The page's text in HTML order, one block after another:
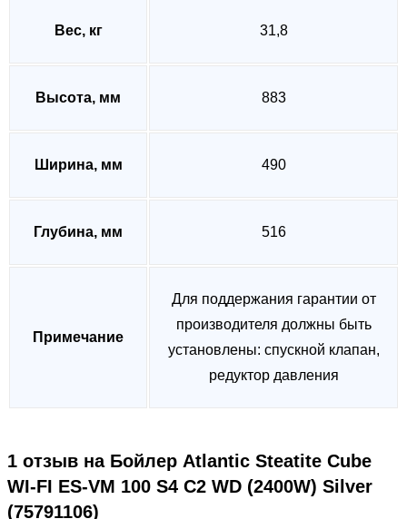
Вес, кг 31,8
Высота, мм 883
Ширина, мм 490
Глубина, мм 516
Примечание
Для поддержания гарантии от
производителя должны быть
установлены: спускной клапан,
редуктор давления
1 отзыв на Бойлер Atlantic Steatite Cube
WI-FI ES-VM 100 S4 C2 WD (2400W) Silver
(75791106)